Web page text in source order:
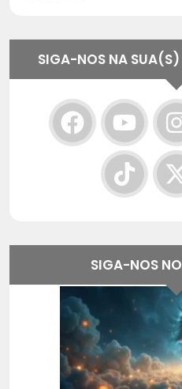
SIGA-NOS NA
SIGA-NOS